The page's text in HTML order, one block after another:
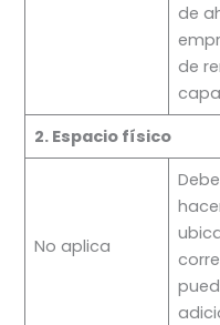
de
de
2. Espacio físico
No aplica